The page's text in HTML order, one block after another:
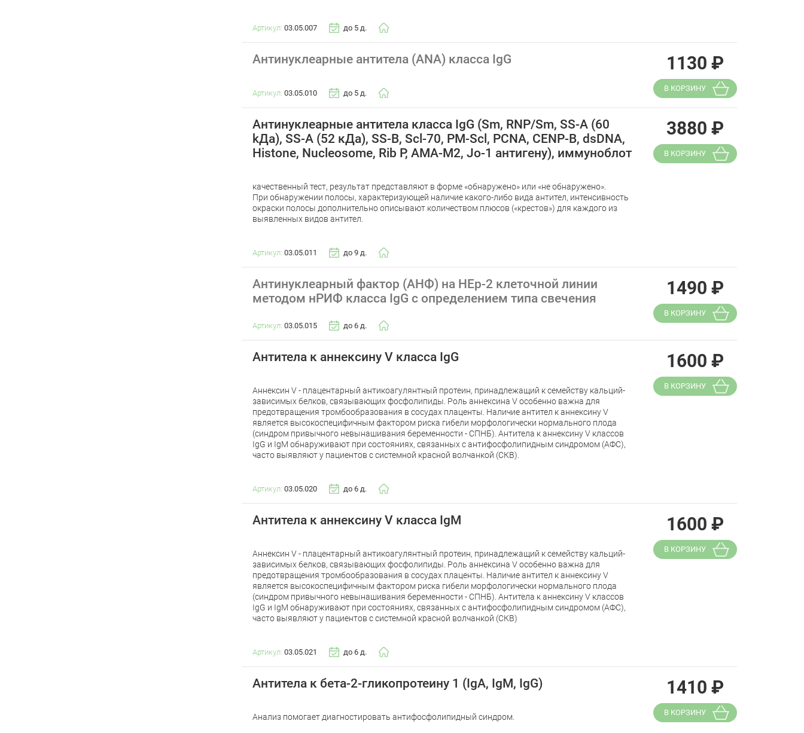
Артикул: 03.05.007 до 5 д.
Антинуклеарные антитела (ANA) класса IgG
Артикул: 03.05.010 до 5 д.
1130 ₽
В КОРЗИНУ
Антинуклеарные антитела класса IgG (Sm, RNP/Sm, SS-A (60
kДа), SS-A (52 кДа), SS-B, Scl-70, PM-Scl, PCNA, CENР-B, dsDNA,
Histone, Nucleosome, Rib P, AMA-M2, Jo-1 антигену), иммуноблот
качественный тест, результат представляют в форме «обнаружено» или «не обнаружено».
При обнаружении полосы, характеризующей наличие какого-либо вида антител, интенсивность
окраски полосы дополнительно описывают количеством плюсов («крестов») для каждого из
выявленных видов антител.
Артикул: 03.05.011 до 9 д.
3880 ₽
В КОРЗИНУ
Антинуклеарный фактор (АНФ) на HEp-2 клеточной линии
методом нРИФ класса IgG с определением типа свечения
Артикул: 03.05.015 до 6 д.
1490 ₽
В КОРЗИНУ
Антитела к аннексину V класса IgG
Аннексин V - плацентарный антикоагулянтный протеин, принадлежащий к семейству кальций-
зависимых белков, связывающих фосфолипиды. Роль аннексина V особенно важна для
предотвращения тромбообразования в сосудах плаценты. Наличие антител к аннексину V
является высокоспецифичным фактором риска гибели морфологически нормального плода
(синдром привычного невынашивания беременности - СПНБ). Антитела к аннексину V классов
IgG и IgM обнаруживают при состояниях, связанных с антифосфолипидным синдромом (АФС),
часто выявляют у пациентов с системной красной волчанкой (СКВ).
Артикул: 03.05.020 до 6 д.
1600 ₽
В КОРЗИНУ
Антитела к аннексину V класса IgM
Аннексин V - плацентарный антикоагулянтный протеин, принадлежащий к семейству кальций-
зависимых белков, связывающих фосфолипиды. Роль аннексина V особенно важна для
предотвращения тромбообразования в сосудах плаценты. Наличие антител к аннексину V
является высокоспецифичным фактором риска гибели морфологически нормального плода
(синдром привычного невынашивания беременности - СПНБ). Антитела к аннексину V классов
IgG и IgM обнаруживают при состояниях, связанных с антифосфолипидным синдромом (АФС),
часто выявляют у пациентов с системной красной волчанкой (СКВ)
Артикул: 03.05.021 до 6 д.
1600 ₽
В КОРЗИНУ
Антитела к бета-2-гликопротеину 1 (IgA, IgM, IgG)
Анализ помогает диагностировать антифосфолипидный синдром.
1410 ₽
В КОРЗИНУ